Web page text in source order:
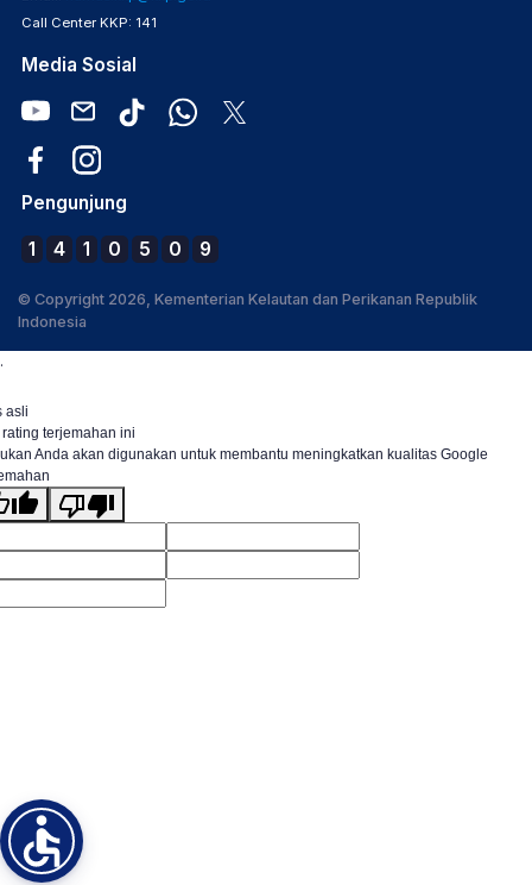
Call Center KKP: 141
Media Sosial
Pengunjung
1 4 1 0 5 0 9
© Copyright 2026, Kementerian Kelautan dan Perikanan Republik
Indonesia
.
asli
terjemahan ini
Anda akan digunakan untuk membantu meningkatkan kualitas Google